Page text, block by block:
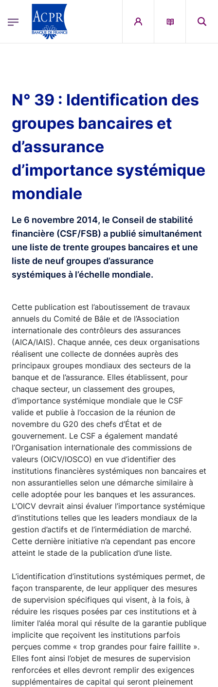
ACPR Menu Principal (French)
N° 39 : Identification des
groupes bancaires et
d’assurance
d’importance systémique
mondiale
Le 6 novembre 2014, le Conseil de stabilité
financière (CSF/FSB) a publié simultanément
une liste de trente groupes bancaires et une
liste de neuf groupes d’assurance
systémiques à l’échelle mondiale.
Cette publication est l’aboutissement de travaux
annuels du Comité de Bâle et de l’Association
internationale des contrôleurs des assurances
(AICA/IAIS). Chaque année, ces deux organisations
réalisent une collecte de données auprès des
principaux groupes mondiaux des secteurs de la
banque et de l’assurance. Elles établissent, pour
chaque secteur, un classement des groupes,
d’importance systémique mondiale que le CSF
valide et publie à l’occasion de la réunion de
novembre du G20 des chefs d’État et de
gouvernement. Le CSF a également mandaté
l’Organisation internationale des commissions de
valeurs (OICV/IOSCO) en vue d’identifier des
institutions financières systémiques non bancaires et
non assurantielles selon une démarche similaire à
celle adoptée pour les banques et les assurances.
L’OICV devrait ainsi évaluer l’importance systémique
d’institutions telles que les leaders mondiaux de la
gestion d’actifs et de l’intermédiation de marché.
Cette dernière initiative n’a cependant pas encore
atteint le stade de la publication d’une liste.
L’identification d’institutions systémiques permet, de
façon transparente, de leur appliquer des mesures
de supervision spécifiques qui visent, à la fois, à
réduire les risques posées par ces institutions et à
limiter l’aléa moral qui résulte de la garantie publique
implicite que reçoivent les institutions parfois
perçues comme « trop grandes pour faire faillite ».
Elles font ainsi l’objet de mesures de supervision
renforcées et elles devront remplir des exigences
supplémentaires de capital qui seront pleinement